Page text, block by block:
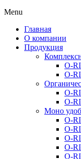
Menu
Главная
О компании
Продукция
O-
O-
O-
O-
Моно
O-
O-
O-
O-
O-